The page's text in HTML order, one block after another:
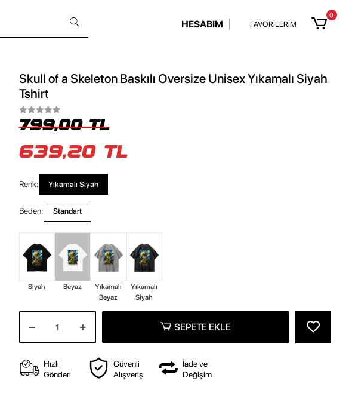
HESABIM FAVORİLERİM
0
Skull of a Skeleton Baskılı Oversize Unisex Yıkamalı Siyah
Tshirt
799,00 TL
639,20 TL
Renk: Yıkamalı Siyah
Beden: Standart
Siyah Beyaz
Yıkamalı
Beyaz
Yıkamalı
Siyah
SEPETE EKLE
Hızlı
Gönderi
Güvenli
Alışveriş
İade ve
Değişim